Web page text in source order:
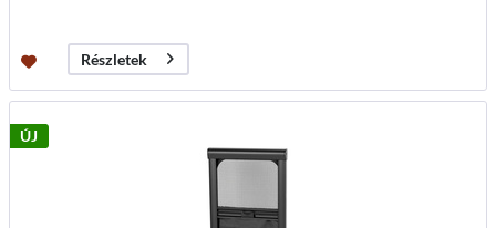
Részletek
ÚJ